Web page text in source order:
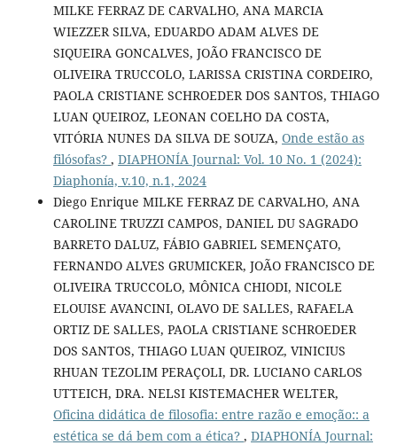
MILKE FERRAZ DE CARVALHO, ANA MARCIA
WIEZZER SILVA, EDUARDO ADAM ALVES DE
SIQUEIRA GONCALVES, JOÃO FRANCISCO DE
OLIVEIRA TRUCCOLO, LARISSA CRISTINA CORDEIRO,
PAOLA CRISTIANE SCHROEDER DOS SANTOS, THIAGO
LUAN QUEIROZ, LEONAN COELHO DA COSTA,
VITÓRIA NUNES DA SILVA DE SOUZA, Onde estão as
filósofas? , DIAPHONÍA Journal: Vol. 10 No. 1 (2024):
Diaphonía, v.10, n.1, 2024
Diego Enrique MILKE FERRAZ DE CARVALHO, ANA
CAROLINE TRUZZI CAMPOS, DANIEL DU SAGRADO
BARRETO DALUZ, FÁBIO GABRIEL SEMENÇATO,
FERNANDO ALVES GRUMICKER, JOÃO FRANCISCO DE
OLIVEIRA TRUCCOLO, MÔNICA CHIODI, NICOLE
ELOUISE AVANCINI, OLAVO DE SALLES, RAFAELA
ORTIZ DE SALLES, PAOLA CRISTIANE SCHROEDER
DOS SANTOS, THIAGO LUAN QUEIROZ, VINICIUS
RHUAN TEZOLIM PERAÇOLI, DR. LUCIANO CARLOS
UTTEICH, DRA. NELSI KISTEMACHER WELTER,
Oficina didática de filosofia: entre razão e emoção:: a
estética se dá bem com a ética? , DIAPHONÍA Journal: